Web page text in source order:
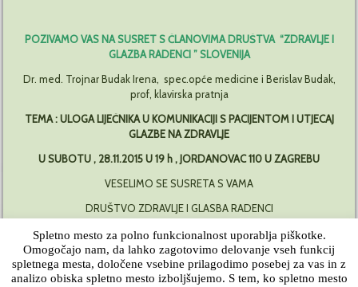
POZIVAMO VAS NA SUSRET S ČLANOVIMA DRUŠTVA “ZDRAVLJE I
GLAZBA RADENCI ” SLOVENIJA
Dr. med. Trojnar Budak Irena, spec.opće medicine i Berislav Budak,
prof, klavirska pratnja
TEMA :ULOGA LIJEČNIKA U KOMUNIKACIJI S PACIJENTOM I UTJECAJ
GLAZBE NA ZDRAVLJE
U SUBOTU , 28.11.2015 U 19 h , JORDANOVAC 110 U ZAGREBU
VESELIMO SE SUSRETA S VAMA
DRUŠTVO ZDRAVLJE I GLASBA RADENCI
SLOVENIJA
Spletno mesto za polno funkcionalnost uporablja piškotke.
Omogočajo nam, da lahko zagotovimo delovanje vseh funkcij
spletnega mesta, določene vsebine prilagodimo posebej za vas in z
analizo obiska spletno mesto izboljšujemo. S tem, ko spletno mesto